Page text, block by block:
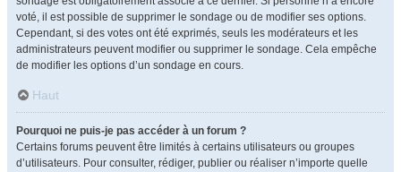
voté, il est possible de supprimer le sondage ou de modifier ses options.
Cependant, si des votes ont été exprimés, seuls les modérateurs et les
administrateurs peuvent modifier ou supprimer le sondage. Cela empêche
de modifier les options d’un sondage en cours.
Haut
Pourquoi ne puis-je pas accéder à un forum ?
Certains forums peuvent être limités à certains utilisateurs ou groupes
d’utilisateurs. Pour consulter, rédiger, publier ou réaliser n’importe quelle